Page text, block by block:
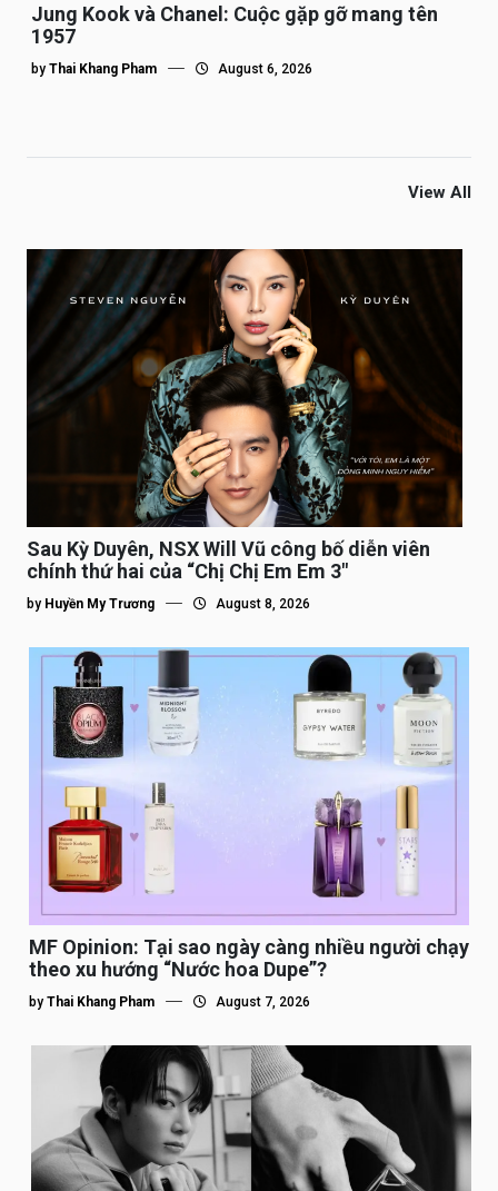
Jung Kook và Chanel: Cuộc gặp gỡ mang tên
1957
by Thai Khang Pham August 6, 2026
View All
Sau Kỳ Duyên, NSX Will Vũ công bố diễn viên
chính thứ hai của “Chị Chị Em Em 3″
by Huyền My Trương August 8, 2026
MF Opinion: Tại sao ngày càng nhiều người chạy
theo xu hướng “Nước hoa Dupe”?
by Thai Khang Pham August 7, 2026